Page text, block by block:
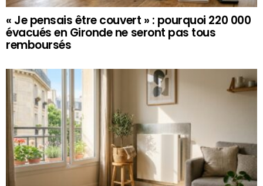
« Je pensais être couvert » : pourquoi 220 000
évacués en Gironde ne seront pas tous
remboursés